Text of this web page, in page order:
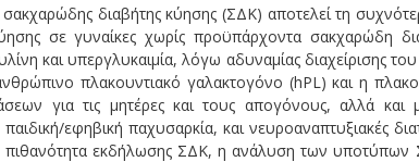
διαβήτης κύησης (ΣΔΚ) αποτελεί τη
σε γυναίκες χωρίς προϋπάρχοντα σακχαρώδη
και υπεργλυκαιμία, λόγω αδυναμίας
πλακουντιακό γαλακτογόνο (hPL) και η
για τις μητέρες και τους απογόνους, αλλά
εφηβική παχυσαρκία, και νευροαναπτυξιακές
εκδήλωσης ΣΔΚ, η ανάλυση των